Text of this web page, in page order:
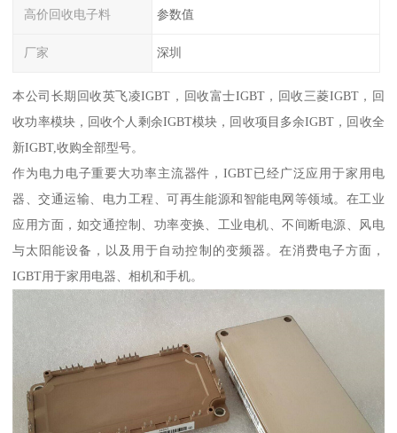
高价回收电子料 参数值
厂家 深圳
本公司长期回收英飞凌IGBT，回收富士IGBT，回收三菱IGBT，回
收功率模块，回收个人剩余IGBT模块，回收项目多余IGBT，回收全
新IGBT,收购全部型号。
作为电力电子重要大功率主流器件，IGBT已经广泛应用于家用电
器、交通运输、电力工程、可再生能源和智能电网等领域。在工业
应用方面，如交通控制、功率变换、工业电机、不间断电源、风电
与太阳能设备，以及用于自动控制的变频器。在消费电子方面，
IGBT用于家用电器、相机和手机。